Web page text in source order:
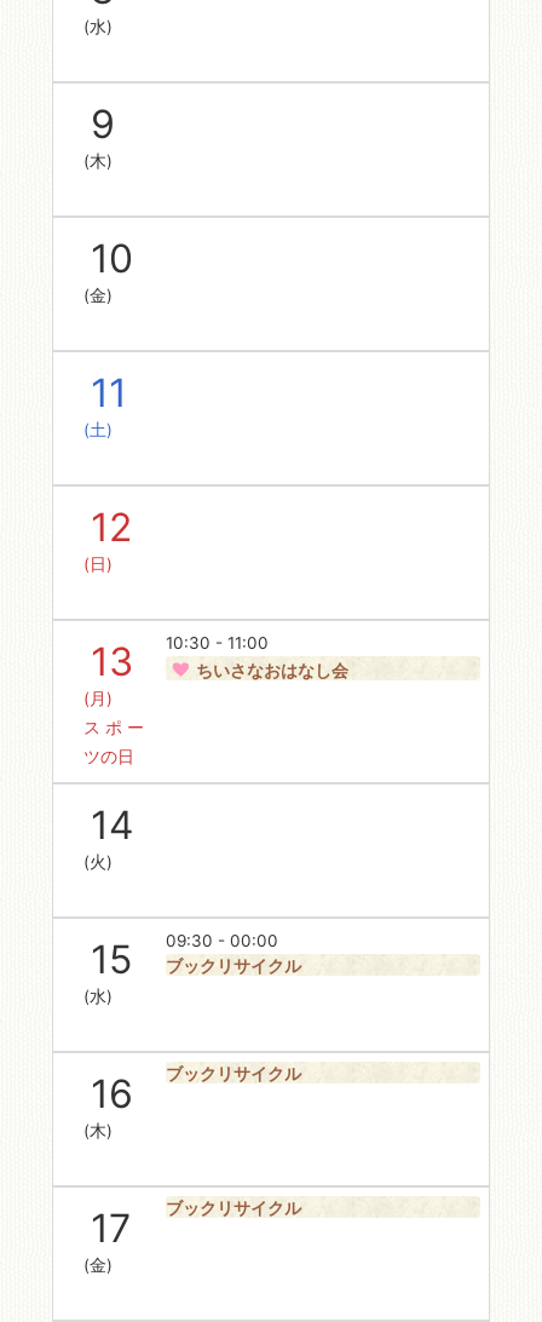
(水)
9
(木)
10
(金)
11
(土)
12
(日)
13
(月)
スポー
ツの日
10:30 - 11:00
ちいさなおはなし会
14
(火)
15
(水)
09:30 - 00:00
ブックリサイクル
16
(木)
ブックリサイクル
17
(金)
ブックリサイクル